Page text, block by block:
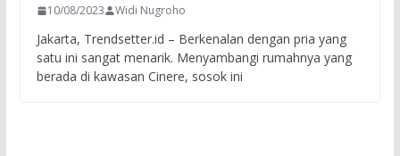
10/08/2023 Widi Nugroho
Jakarta, Trendsetter.id – Berkenalan dengan pria yang
satu ini sangat menarik. Menyambangi rumahnya yang
berada di kawasan Cinere, sosok ini